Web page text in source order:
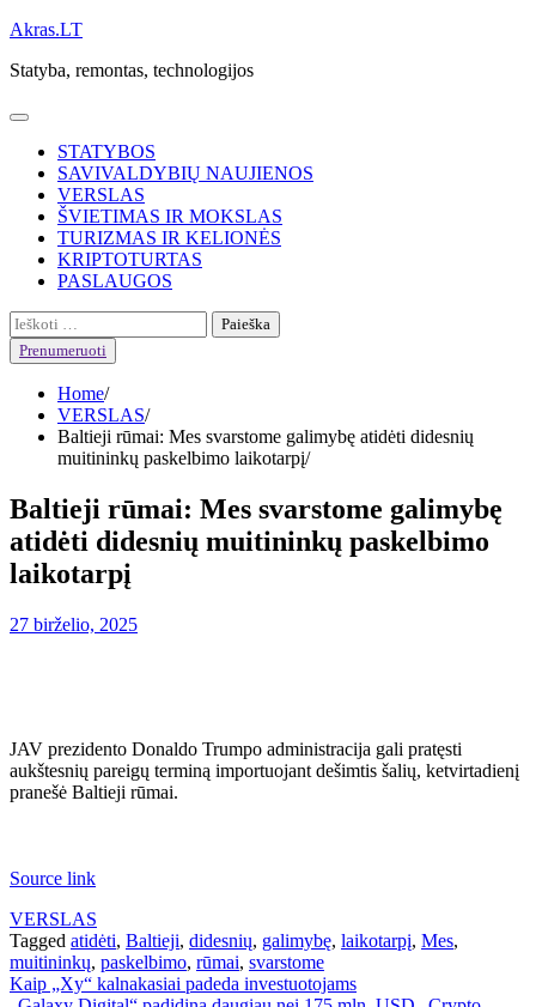
Skip
content
Akras.LT
Statyba, remontas, technologijos
STATYBOS
SAVIVALDYBIŲ NAUJIENOS
VERSLAS
ŠVIETIMAS IR MOKSLAS
TURIZMAS IR KELIONĖS
KRIPTOTURTAS
PASLAUGOS
Ieškoti:
Prenumeruoti
Home
VERSLAS
Baltieji rūmai: Mes svarstome galimybę atidėti didesnių
muitininkų paskelbimo laikotarpį
Baltieji rūmai: Mes svarstome galimybę
atidėti didesnių muitininkų paskelbimo
laikotarpį
27 birželio, 2025
JAV prezidento Donaldo Trumpo administracija gali pratęsti
aukštesnių pareigų terminą importuojant dešimtis šalių, ketvirtadienį
pranešė Baltieji rūmai.
Source link
VERSLAS
Tagged atidėti, Baltieji, didesnių, galimybę, laikotarpį, Mes,
muitininkų, paskelbimo, rūmai, svarstome
Navigacija
Kaip „Xy“ kalnakasiai padeda investuotojams